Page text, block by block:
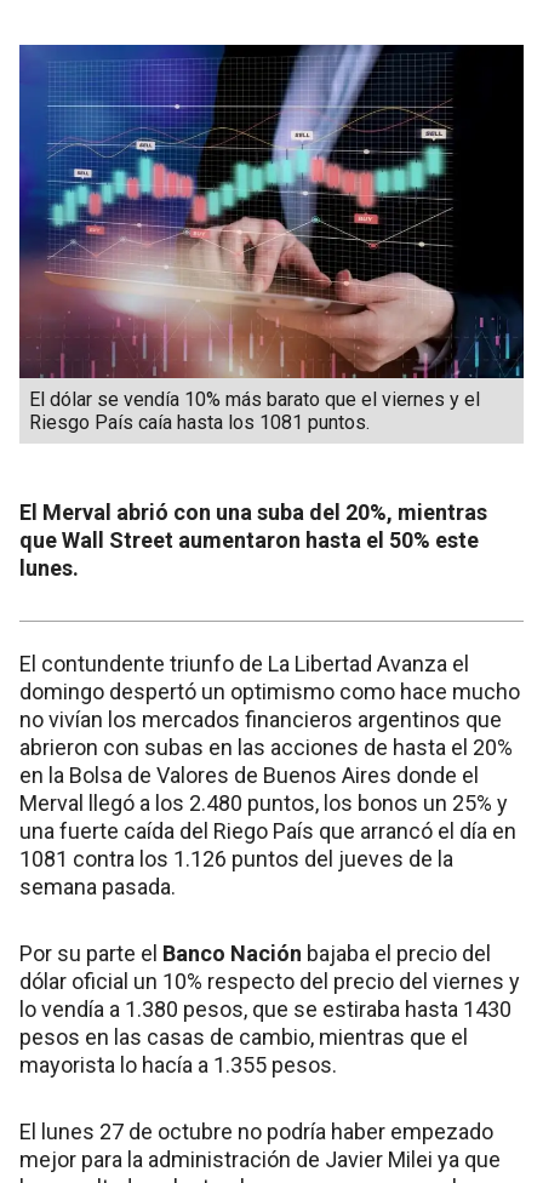
El dólar se vendía 10% más barato que el viernes y el
Riesgo País caía hasta los 1081 puntos.
El Merval abrió con una suba del 20%, mientras
que Wall Street aumentaron hasta el 50% este
lunes.
El contundente triunfo de La Libertad Avanza el
domingo despertó un optimismo como hace mucho
no vivían los mercados financieros argentinos que
abrieron con subas en las acciones de hasta el 20%
en la Bolsa de Valores de Buenos Aires donde el
Merval llegó a los 2.480 puntos, los bonos un 25% y
una fuerte caída del Riego País que arrancó el día en
1081 contra los 1.126 puntos del jueves de la
semana pasada.
Por su parte el Banco Nación bajaba el precio del
dólar oficial un 10% respecto del precio del viernes y
lo vendía a 1.380 pesos, que se estiraba hasta 1430
pesos en las casas de cambio, mientras que el
mayorista lo hacía a 1.355 pesos.
El lunes 27 de octubre no podría haber empezado
mejor para la administración de Javier Milei ya que